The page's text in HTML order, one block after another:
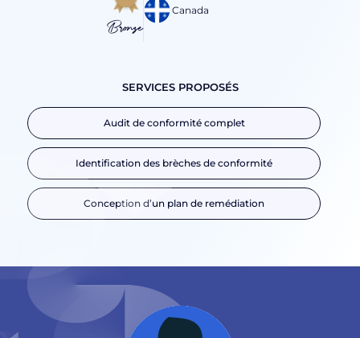
Bronze
Canada
SERVICES PROPOSÉS
Audit de conformité complet
Identification des brèches de conformité
Conception d’un plan de remédiation